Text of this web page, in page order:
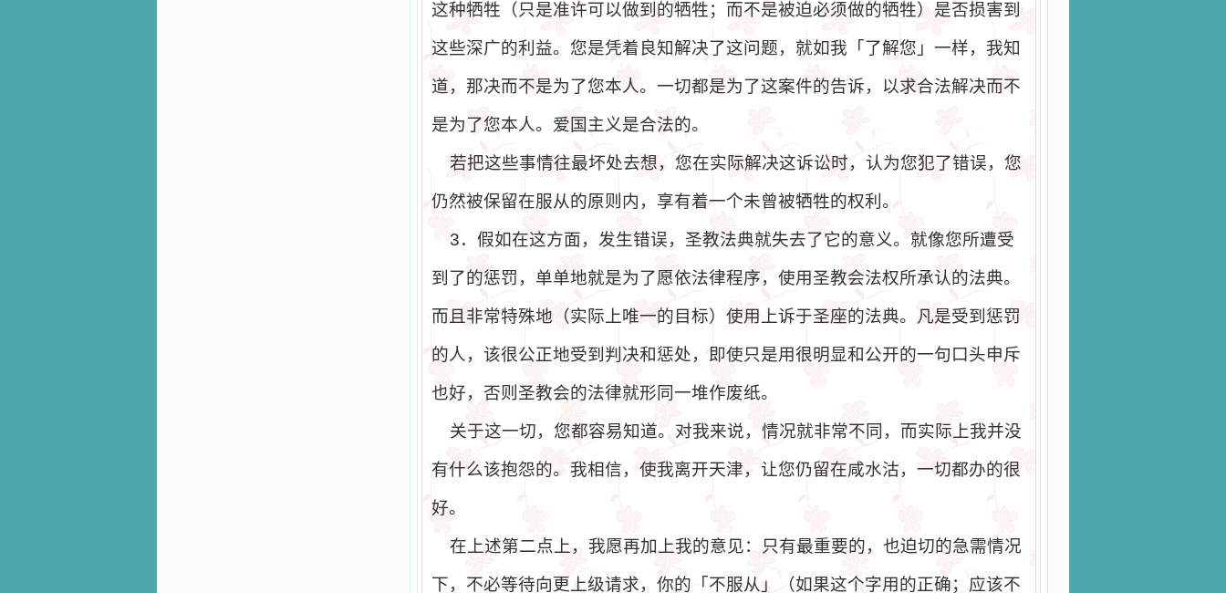
这种牺牲（只是准许可以做到的牺牲；而不是被迫必须做的牺牲）是否损害到
这些深广的利益。您是凭着良知解决了这问题，就如我「了解您」一样，我知
道，那决而不是为了您本人。一切都是为了这案件的告诉，以求合法解决而不
是为了您本人。爱国主义是合法的。
若把这些事情往最坏处去想，您在实际解决这诉讼时，认为您犯了错误，您
仍然被保留在服从的原则内，享有着一个未曾被牺牲的权利。
3．假如在这方面，发生错误，圣教法典就失去了它的意义。就像您所遭受
到了的惩罚，单单地就是为了愿依法律程序，使用圣教会法权所承认的法典。
而且非常特殊地（实际上唯一的目标）使用上诉于圣座的法典。凡是受到惩罚
的人，该很公正地受到判决和惩处，即使只是用很明显和公开的一句口头申斥
也好，否则圣教会的法律就形同一堆作废纸。
关于这一切，您都容易知道。对我来说，情况就非常不同，而实际上我并没
有什么该抱怨的。我相信，使我离开天津，让您仍留在咸水沽，一切都办的很
好。
在上述第二点上，我愿再加上我的意见：只有最重要的，也迫切的急需情况
下，不必等待向更上级请求，你的「不服从」（如果这个字用的正确；应该不